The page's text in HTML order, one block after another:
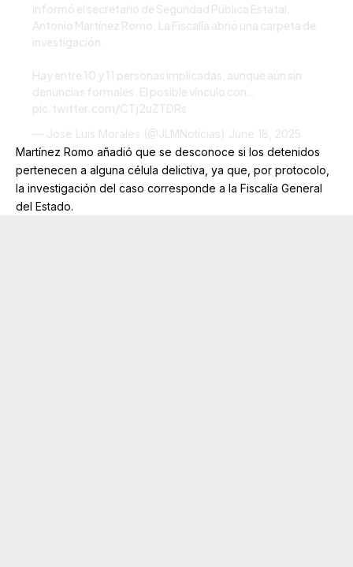
informó el secretario de Seguridad Pública Estatal,
Antonio Martínez Romo. La Fiscalía abrió una carpeta de
investigación.
Hay entre 10 y 11 personas implicadas, aunque aún sin
denuncias formales. El posible vínculo con…
pic.twitter.com/CTj2uZTDRs
— José Luis Morales (@JLMNoticias) June 18, 2025
Martínez Romo añadió que se desconoce si los detenidos
pertenecen a alguna célula delictiva, ya que, por protocolo,
la investigación del caso corresponde a la Fiscalía General
del Estado.